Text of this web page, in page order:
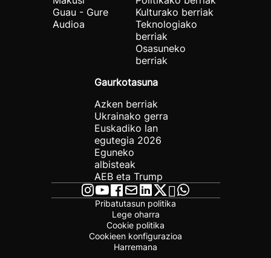
Guau - Gure
Audioa
Kulturako berriak
Teknologiako
berriak
Osasuneko
berriak
Gaurkotasuna
Azken berriak
Ukrainako gerra
Euskadiko lan
egutegia 2026
Eguneko
albisteak
AEB eta Trump
Pribatutasun politika
Lege oharra
Cookie politika
Cookieen konfigurazioa
Harremana